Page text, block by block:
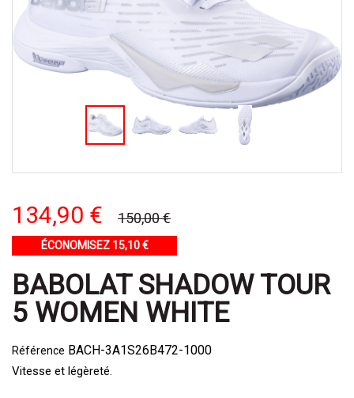
134,90 € 150,00 €
ÉCONOMISEZ 15,10 €
BABOLAT SHADOW TOUR
5 WOMEN WHITE
Référence BACH-3A1S26B472-1000
Vitesse et légèreté.